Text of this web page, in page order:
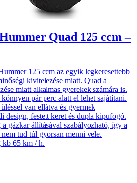
Quad 125 ccm –
125 ccm az egyik legkeresettebb
kivitelezése miatt. Quad a
miatt alkalmas gyerekek számára is.
pár perc alatt el lehet sajátítani.
van ellátva és gyermek
design, festett keret és dupla kipufogó.
a gázkar állításával szabályozható, így a
tud túl gyorsan menni vele.
kb 65 km / h.